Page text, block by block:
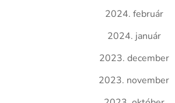
2024. február
2024. január
2023. december
2023. november